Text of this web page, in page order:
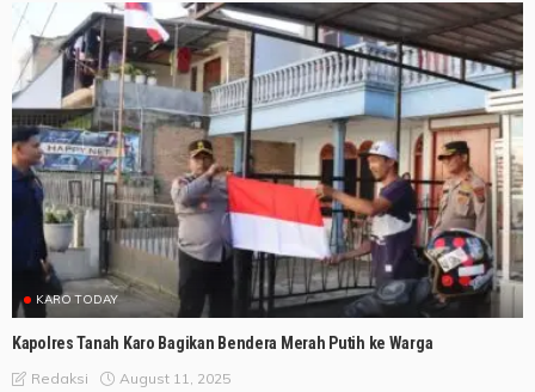
KARO TODAY
Kapolres Tanah Karo Bagikan Bendera Merah Putih ke Warga
Redaksi August 11, 2025